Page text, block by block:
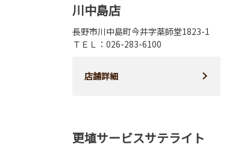
川中島店
長野市川中島町今井字薬師堂1823-1
ＴＥＬ：026-283-6100
店舗詳細
更埴サービスサテライト